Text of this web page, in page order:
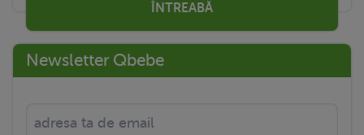
ÎNTREABĂ
Newsletter Qbebe